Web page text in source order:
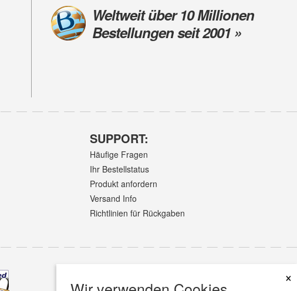
×
Weltweit über 10 Millionen
Bestellungen seit 2001 »
SUPPORT:
Häufige Fragen
Ihr Bestellstatus
Produkt anfordern
Versand Info
Richtlinien für Rückgaben